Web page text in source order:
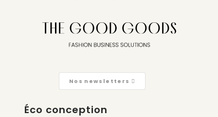
Nos newsletters
Éco conception